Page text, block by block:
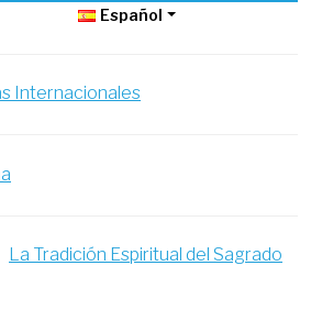
Español
Internacionales
La Tradición Espiritual del Sagrado